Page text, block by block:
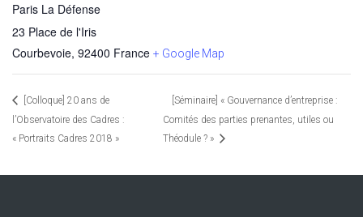
Paris La Défense
23 Place de l'Iris
Courbevoie, 92400 France + Google Map
[Colloque] 20 ans de
l’Observatoire des Cadres :
« Portraits Cadres 2018 »
[Séminaire] « Gouvernance d’entreprise :
Comités des parties prenantes, utiles ou
Théodule ? »